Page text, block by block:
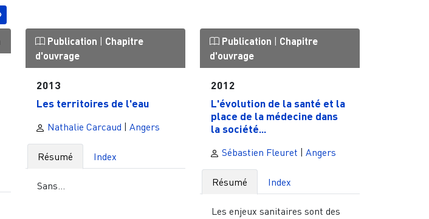
Publication
Chapitre
d'ouvrage
2013
Les territoires de l'eau
Nathalie Carcaud Angers
Résumé Index
Sans...
Publication
Chapitre
d'ouvrage
2012
L'évolution de la santé et la
place de la médecine dans
la société...
Sébastien Fleuret Angers
Résumé Index
Les enjeux sanitaires sont des